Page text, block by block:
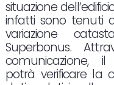
situazione
infatti sono tenuti
variazione
Superbonus.
comunicazione,
potrà verificare la